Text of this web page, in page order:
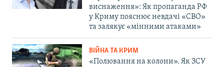
виснаження»: Як пропаганда РФ
у Криму пояснює невдачі «СВО»
та залякує «мінними атаками»
ВІЙНА ТА КРИМ
«Полювання на колони». Як ЗСУ